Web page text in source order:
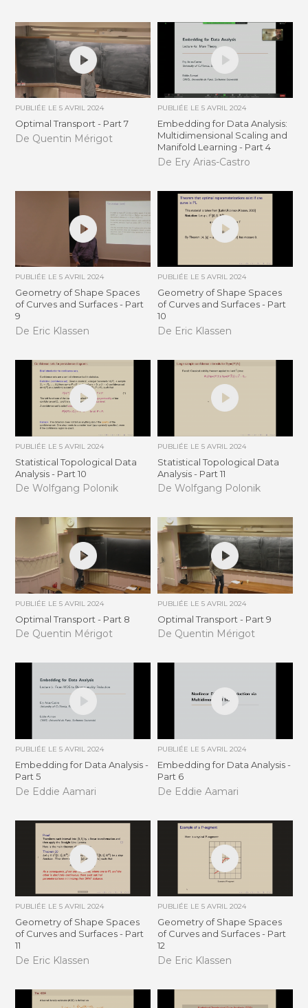
PUBLIÉE LE5 AVRIL 2024
Optimal Transport - Part 7
De Quentin Mérigot
PUBLIÉE LE 5 AVRIL 2024
Embedding for Data Analysis:
Multidimensional Scaling and
Manifold Learning - Part 4
De Ery Arias-Castro
PUBLIÉE LE5 AVRIL 2024
Geometry of Shape Spaces
of Curves and Surfaces - Part
9
De Eric Klassen
PUBLIÉE LE 5 AVRIL 2024
Geometry of Shape Spaces
of Curves and Surfaces - Part
10
De Eric Klassen
PUBLIÉE LE5 AVRIL 2024
Statistical Topological Data
Analysis - Part 10
De Wolfgang Polonik
PUBLIÉE LE 5 AVRIL 2024
Statistical Topological Data
Analysis - Part 11
De Wolfgang Polonik
PUBLIÉE LE5 AVRIL 2024
Optimal Transport - Part 8
De Quentin Mérigot
PUBLIÉE LE 5 AVRIL 2024
Optimal Transport - Part 9
De Quentin Mérigot
PUBLIÉE LE5 AVRIL 2024
Embedding for Data Analysis -
Part 5
De Eddie Aamari
PUBLIÉE LE 5 AVRIL 2024
Embedding for Data Analysis -
Part 6
De Eddie Aamari
PUBLIÉE LE5 AVRIL 2024
Geometry of Shape Spaces
of Curves and Surfaces - Part
11
De Eric Klassen
PUBLIÉE LE 5 AVRIL 2024
Geometry of Shape Spaces
of Curves and Surfaces - Part
12
De Eric Klassen